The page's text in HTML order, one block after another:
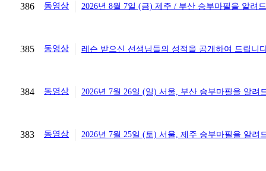
386 동영상 2026년 8월 7일 (금) 제주 / 부산 승부마필을 알려
385 동영상 레슨 받으신 선생님들의 성적을 공개하여 드립니
384 동영상 2026년 7월 26일 (일) 서울, 부산 승부마필을 알려
383 동영상 2026년 7월 25일 (토) 서울, 제주 승부마필을 알